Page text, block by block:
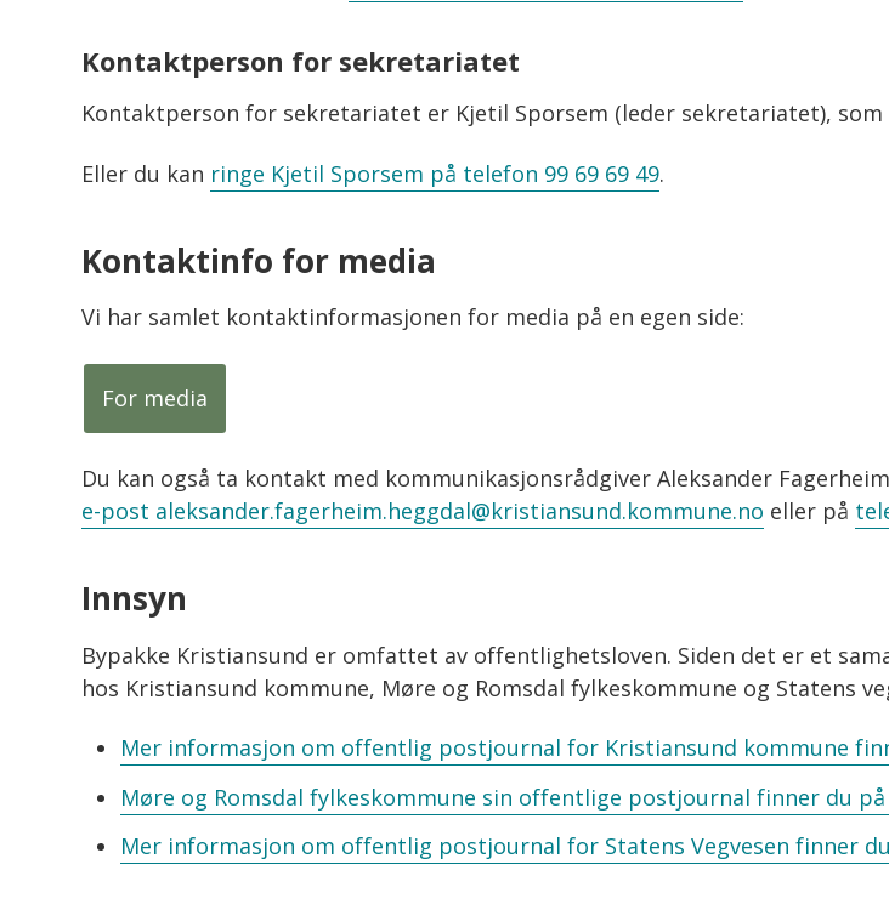
Kontaktperson for sekretariatet
Kontaktperson for sekretariatet er Kjetil Sporsem (leder sekretariatet), som
Eller du kan ringe Kjetil Sporsem på telefon 99 69 69 49.
Kontaktinfo for media
Vi har samlet kontaktinformasjonen for media på en egen side:
For media
Du kan også ta kontakt med kommunikasjonsrådgiver Aleksander
e-post aleksander.fagerheim.heggdal@kristiansund.kommune.no eller på
Innsyn
Bypakke Kristiansund er omfattet av offentlighetsloven. Siden det er et
hos Kristiansund kommune, Møre og Romsdal fylkeskommune og Statens
Mer informasjon om offentlig postjournal for Kristiansund kommune
Møre og Romsdal fylkeskommune sin offentlige postjournal finner du
Mer informasjon om offentlig postjournal for Statens Vegvesen finner